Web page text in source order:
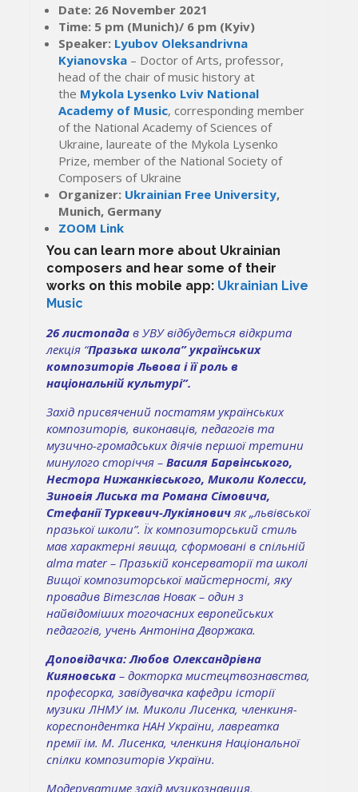
Date: 26 November 2021
Time: 5 pm (Munich)/ 6 pm (Kyiv)
Speaker: Lyubov Oleksandrivna
Kyianovska – Doctor of Arts, professor,
head of the chair of music history at
the Mykola Lysenko Lviv National
Academy of Music, corresponding member
of the National Academy of Sciences of
Ukraine, laureate of the Mykola Lysenko
Prize, member of the National Society of
Composers of Ukraine
Organizer: Ukrainian Free University,
Munich, Germany
ZOOM Link
You can learn more about Ukrainian
composers and hear some of their
works on this mobile app: Ukrainian Live
Music
26 листопада в УВУ відбудеться відкрита
лекція “Празька школа” українських
композиторів Львова і її роль в
національній культурі”.
Захід присвячений постатям українських
композиторів, виконавців, педагогів та
музично-громадських діячів першої третини
минулого сторіччя –Василя Барвінського,
Нестора Нижанківського, Миколи Колесси,
Зиновія Лиська та Романа Сімовича,
Стефанії Туркевич-Лукіяновичяк „львівської
празької школи”. Їх композиторський стиль
мав характерні явища, сформовані в спільній
alma mater – Празькій консерваторії та школі
Вищої композиторської майстерності, яку
провадив Вітезслав Новак – один з
найвідоміших тогочасних европейських
педагогів, учень Антоніна Дворжака.
Доповідачка: Любов Олександрівна
Кияновська – докторка мистецтвознавства,
професорка, завідувачка кафедри історії
музики ЛНМУ ім. Миколи Лисенка, членкиня-
кореспондентка НАН України, лавреатка
премії ім. М. Лисенка, членкиня Національної
спілки композиторів України.
Модеруватиме захід музикознавиця,